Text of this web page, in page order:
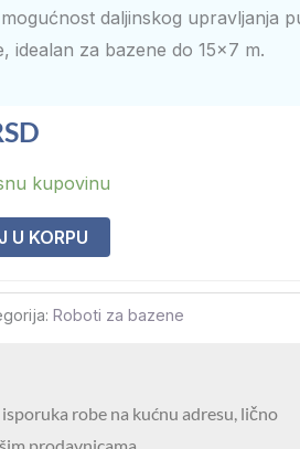
daljinskog upravljanja
idealan za bazene do 15×7 m.
kupovinu
U KORPU
Roboti za bazene
isporuka robe na kućnu adresu, lično